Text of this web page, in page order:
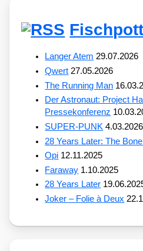
Fischpott
Langer Atem 29.07.2026
Qwert 27.05.2026
The Running Man
Der Astronaut: Project
Pressekonferenz
SUPER-PUNK 4.03.2026
28 Years Later: The
Opi 12.11.2025
Faraway 1.10.2025
28 Years Later
Joker – Folie à Deux